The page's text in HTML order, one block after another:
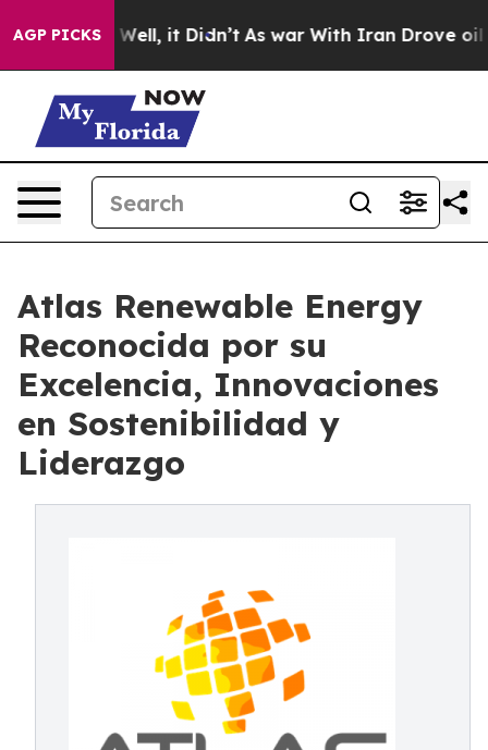
AGP PICKSWell, it Didn’t As war With Iran Drove oil
Atlas Renewable Energy
Reconocida por su
Excelencia, Innovaciones
en Sostenibilidad y
Liderazgo